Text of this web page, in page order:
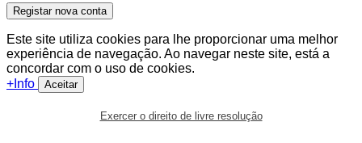
Registar nova conta
Este site utiliza cookies para lhe proporcionar uma melhor
experiência de navegação. Ao navegar neste site, está a
concordar com o uso de cookies.
+Info
Aceitar
Exercer o direito de livre resolução